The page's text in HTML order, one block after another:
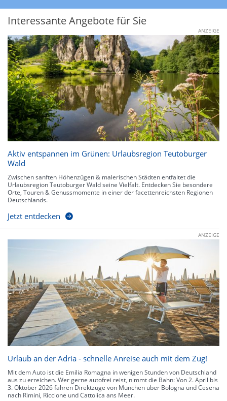
Interessante Angebote für Sie
ANZEIGE
Aktiv entspannen im Grünen: Urlaubsregion Teutoburger
Wald
Zwischen sanften Höhenzügen & malerischen Städten entfaltet die
Urlaubsregion Teutoburger Wald seine Vielfalt. Entdecken Sie besondere
Orte, Touren & Genussmomente in einer der facettenreichsten Regionen
Deutschlands.
Jetzt entdecken
ANZEIGE
Urlaub an der Adria - schnelle Anreise auch mit dem Zug!
Mit dem Auto ist die Emilia Romagna in wenigen Stunden von Deutschland
aus zu erreichen. Wer gerne autofrei reist, nimmt die Bahn: Von 2. April bis
3. Oktober 2026 fahren Direktzüge von München über Bologna und Cesena
nach Rimini, Riccione und Cattolica ans Meer.